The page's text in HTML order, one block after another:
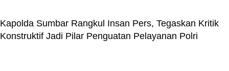
Kapolda Sumbar Rangkul Insan Pers, Tegaskan Kritik
Konstruktif Jadi Pilar Penguatan Pelayanan Polri